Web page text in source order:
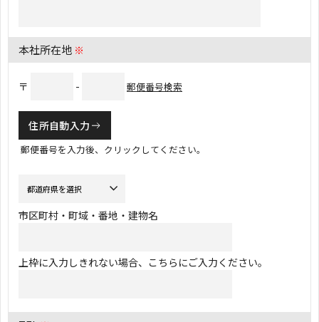
本社所在地 ※
〒 - 郵便番号検索
住所自動入力
郵便番号を入力後、クリックしてください。
市区町村・町域・番地・建物名
上枠に入力しきれない場合、こちらにご入力ください。